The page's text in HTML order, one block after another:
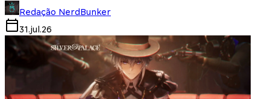
Redação NerdBunker
31.jul.26